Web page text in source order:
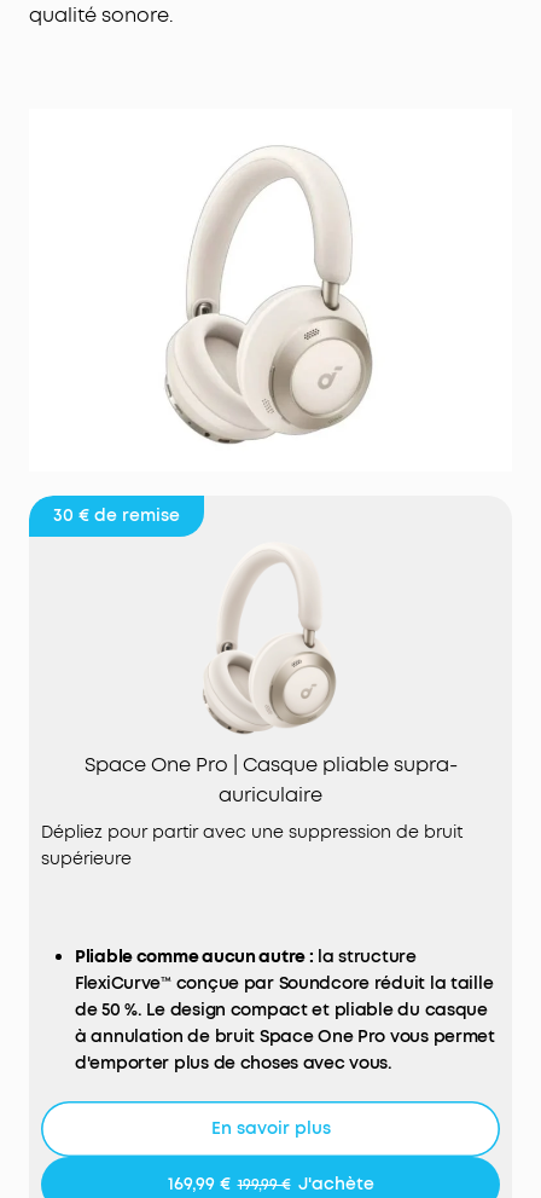
qualité sonore.
30 € de remise
Space One Pro | Casque pliable supra-
auriculaire
Dépliez pour partir avec une suppression de bruit
supérieure
Pliable comme aucun autre : la structure
FlexiCurve™ conçue par Soundcore réduit la taille
de 50 %. Le design compact et pliable du casque
à annulation de bruit Space One Pro vous permet
d'emporter plus de choses avec vous.
Amélioré, le casque Space One Pro à
annule en temps réel une plus large gamme de
En savoir plus
169,99 € 199,99 € J'achète